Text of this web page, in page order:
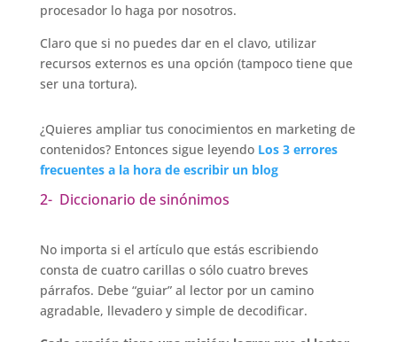
procesador lo haga por nosotros.
Claro que si no puedes dar en el clavo, utilizar
recursos externos es una opción (tampoco tiene que
ser una tortura).
¿Quieres ampliar tus conocimientos en marketing de
contenidos? Entonces sigue leyendo Los 3 errores
frecuentes a la hora de escribir un blog
2- Diccionario de sinónimos
No importa si el artículo que estás escribiendo
consta de cuatro carillas o sólo cuatro breves
párrafos. Debe “guiar” al lector por un camino
agradable, llevadero y simple de decodificar.